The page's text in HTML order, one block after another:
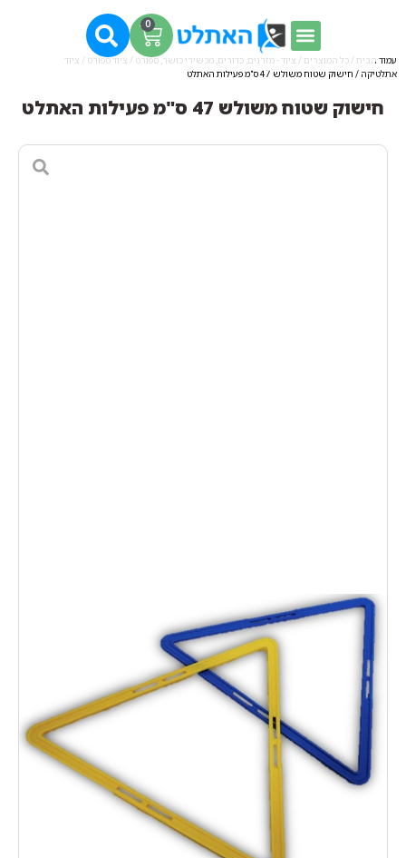
0
עמוד הבית / כל המוצרים / ציוד - מזרנים, כדורים, מכשירי כושר, ספורט / ציוד ספורט / ציוד
אתלטיקה / חישוק שטוח משולש 47 ס"מ פעילות האתלט
חישוק שטוח משולש 47 ס"מ פעילות האתלט